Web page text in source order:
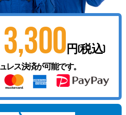
3,300 円(税込)
レス決済が可能です。